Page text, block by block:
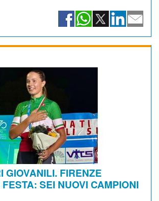
GIOVANILI. FIRENZE
SEI NUOVI CAMPIONI